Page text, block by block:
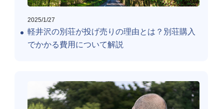
2025/1/27
軽井沢の別荘が投げ売りの理由とは？別荘購入
でかかる費用について解説